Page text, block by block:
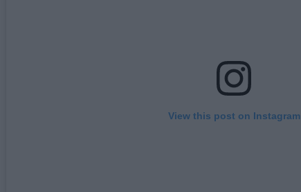
View this post on Instagram